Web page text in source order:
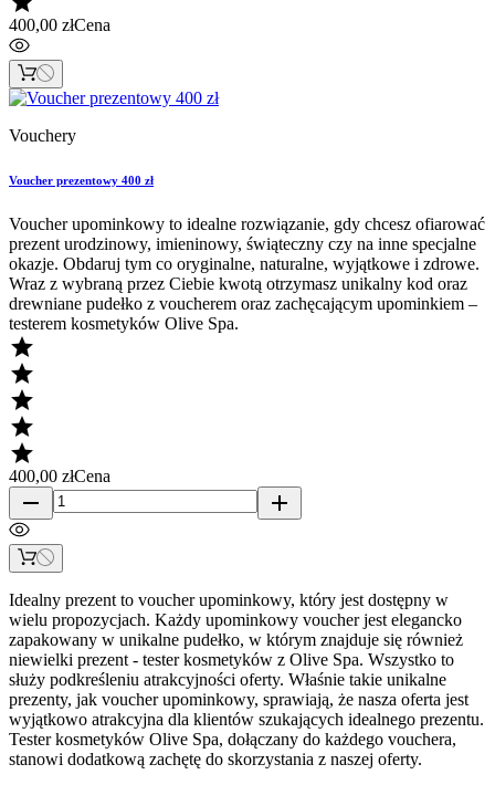
400,00 złCena
Vouchery
Voucher prezentowy 400 zł
Voucher upominkowy to idealne rozwiązanie, gdy chcesz ofiarować
prezent urodzinowy, imieninowy, świąteczny czy na inne specjalne
okazje. Obdaruj tym co oryginalne, naturalne, wyjątkowe i zdrowe.
Wraz z wybraną przez Ciebie kwotą otrzymasz unikalny kod oraz
drewniane pudełko z voucherem oraz zachęcającym upominkiem –
testerem kosmetyków Olive Spa.





400,00 złCena
remove add
Idealny prezent to voucher upominkowy, który jest dostępny w
wielu propozycjach. Każdy upominkowy voucher jest elegancko
zapakowany w unikalne pudełko, w którym znajduje się również
niewielki prezent - tester kosmetyków z Olive Spa. Wszystko to
służy podkreśleniu atrakcyjności oferty. Właśnie takie unikalne
prezenty, jak voucher upominkowy, sprawiają, że nasza oferta jest
wyjątkowo atrakcyjna dla klientów szukających idealnego prezentu.
Tester kosmetyków Olive Spa, dołączany do każdego vouchera,
stanowi dodatkową zachętę do skorzystania z naszej oferty.